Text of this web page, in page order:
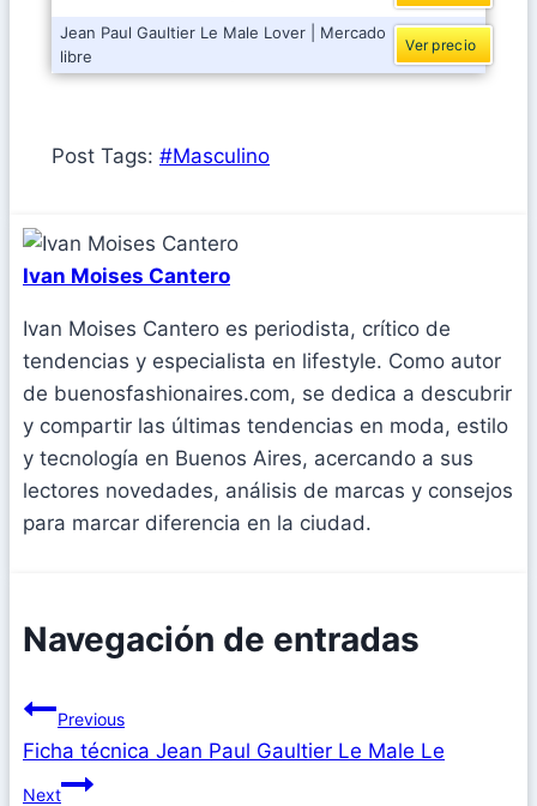
Jean Paul Gaultier Le Male Lover | Mercado
libre
Ver precio
Post Tags: #Masculino
Ivan Moises Cantero
Ivan Moises Cantero es periodista, crítico de
tendencias y especialista en lifestyle. Como autor
de buenosfashionaires.com, se dedica a descubrir
y compartir las últimas tendencias en moda, estilo
y tecnología en Buenos Aires, acercando a sus
lectores novedades, análisis de marcas y consejos
para marcar diferencia en la ciudad.
Navegación de entradas
Previous
Ficha técnica Jean Paul Gaultier Le Male Le
Next